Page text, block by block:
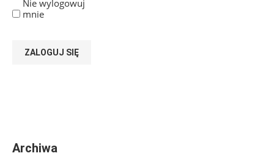
Nie wylogowuj
mnie
ZALOGUJ SIĘ
Archiwa